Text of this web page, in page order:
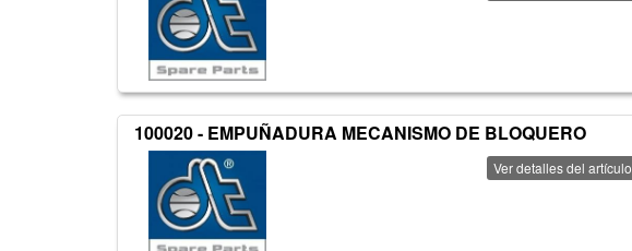
100020 - EMPUÑADURA MECANISMO DE BLOQUERO
Ver detalles del artículo